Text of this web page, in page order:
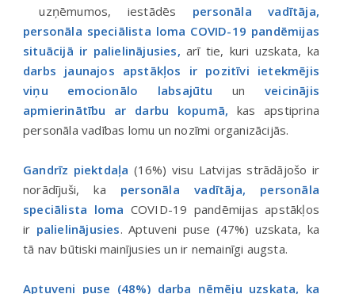
uzņēmumos, iestādēs personāla vadītāja,
personāla speciālista loma COVID-19 pandēmijas
situācijā ir palielinājusies, arī tie, kuri uzskata, ka
darbs jaunajos apstākļos ir pozitīvi ietekmējis
viņu emocionālo labsajūtu un veicinājis
apmierinātību ar darbu kopumā, kas apstiprina
personāla vadības lomu un nozīmi organizācijās.
Gandrīz piektdaļa (16%) visu Latvijas strādājošo ir
norādījuši, ka personāla vadītāja, personāla
speciālista loma COVID-19 pandēmijas apstākļos
ir palielinājusies. Aptuveni puse (47%) uzskata, ka
tā nav būtiski mainījusies un ir nemainīgi augsta.
Aptuveni puse (48%) darba ņēmēju uzskata, ka